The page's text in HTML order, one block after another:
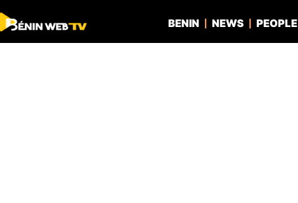
BENIN NEWS PEOPLE